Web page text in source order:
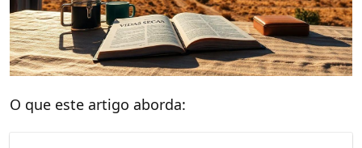
O que este artigo aborda: